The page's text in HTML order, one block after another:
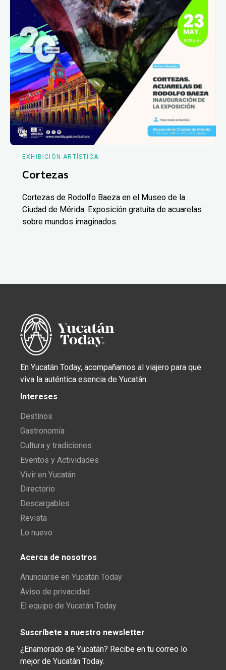
EXHIBICIÓN ARTÍSTICA
Cortezas
Cortezas de Rodolfo Baeza en el Museo de la
Ciudad de Mérida. Exposición gratuita de acuarelas
sobre mundos imaginados.
En Yucatán Today, acompañamos al viajero para que
viva la auténtica esencia de Yucatán.
Intereses
Destinos
Gastronomía
Cultura y tradiciones
Eventos y Actividades
Vivir en Yucatán
Directorio
Descargables
Revista
Lo nuevo
Acerca de nosotros
Anunciarse en Yucatán Today
Aviso de privacidad
El equipo de Yucatán Today
Suscríbete a nuestro newsletter
¿Enamorado de Yucatán? Recibe en tu correo lo
mejor de Yucatán Today.